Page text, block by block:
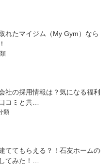
れたマイジム（My Gym）なら
社の採用情報は？気になる福利
コミと共…
類
ててもらえる？！石友ホームの
てみた！…